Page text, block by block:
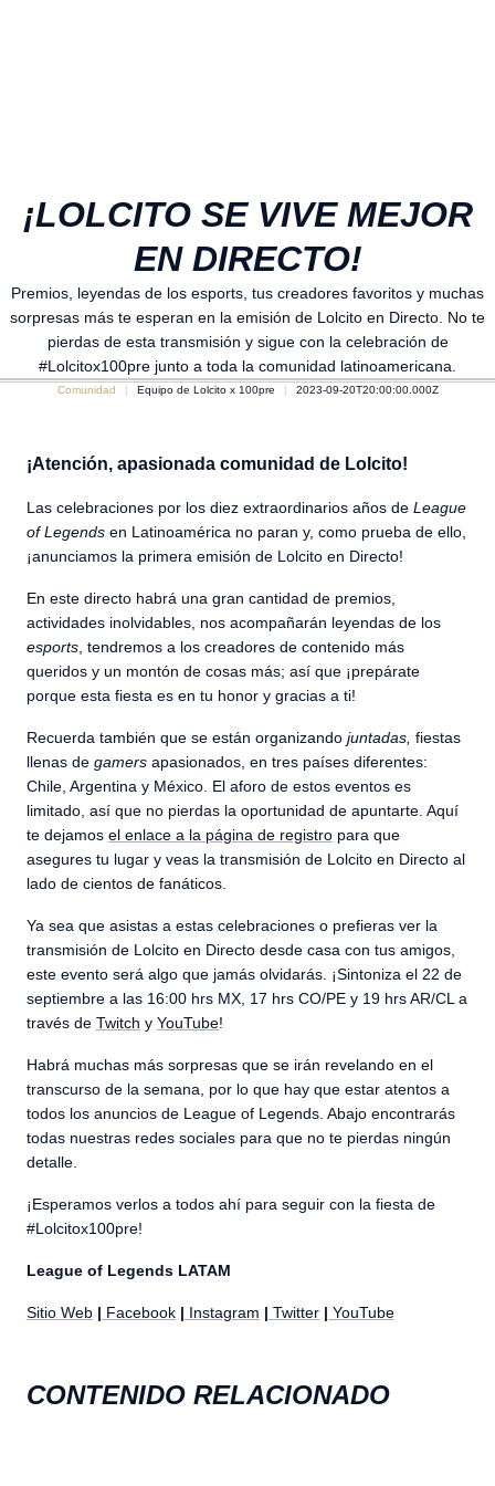
¡LOLCITO SE VIVE MEJOR
EN DIRECTO!
Premios, leyendas de los esports, tus creadores favoritos y muchas
sorpresas más te esperan en la emisión de Lolcito en Directo. No te
pierdas de esta transmisión y sigue con la celebración de
#Lolcitox100pre junto a toda la comunidad latinoamericana.
Comunidad Equipo de Lolcito x 100pre 2023-09-20T20:00:00.000Z
¡Atención, apasionada comunidad de Lolcito!
Las celebraciones por los diez extraordinarios años de League
of Legends en Latinoamérica no paran y, como prueba de ello,
¡anunciamos la primera emisión de Lolcito en Directo!
En este directo habrá una gran cantidad de premios,
actividades inolvidables, nos acompañarán leyendas de los
esports , tendremos a los creadores de contenido más
queridos y un montón de cosas más; así que ¡prepárate
porque esta fiesta es en tu honor y gracias a ti!
Recuerda también que se están organizando juntadas, fiestas
llenas de gamers apasionados, en tres países diferentes:
Chile, Argentina y México. El aforo de estos eventos es
limitado, así que no pierdas la oportunidad de apuntarte. Aquí
te dejamos el enlace a la página de registro para que
asegures tu lugar y veas la transmisión de Lolcito en Directo al
lado de cientos de fanáticos.
Ya sea que asistas a estas celebraciones o prefieras ver la
transmisión de Lolcito en Directo desde casa con tus amigos,
este evento será algo que jamás olvidarás. ¡Sintoniza el 22 de
septiembre a las 16:00 hrs MX, 17 hrs CO/PE y 19 hrs AR/CL a
través de Twitch y YouTube!
Habrá muchas más sorpresas que se irán revelando en el
transcurso de la semana, por lo que hay que estar atentos a
todos los anuncios de League of Legends. Abajo encontrarás
todas nuestras redes sociales para que no te pierdas ningún
detalle.
¡Esperamos verlos a todos ahí para seguir con la fiesta de
#Lolcitox100pre!
League of Legends LATAM
Sitio Web | Facebook | Instagram | Twitter | YouTube
CONTENIDO RELACIONADO